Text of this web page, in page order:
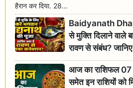
हैरान कर दिया. 28...
Baidyanath
से मुक्ति दिलाने वाले
रावण से संबंध? जानिए
आज का राशिफल
समेत इन राशियों को